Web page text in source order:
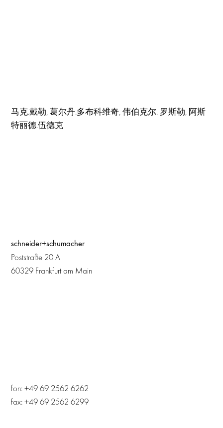
马克.戴勒, 葛尔丹.多布科维奇, 伟伯克尔. 罗斯勒, 阿斯
特丽德.伍德克
schneider+schumacher
Poststraße 20 A
60329 Frankfurt am Main
fon: +49 69 2562 6262
fax: +49 69 2562 6299